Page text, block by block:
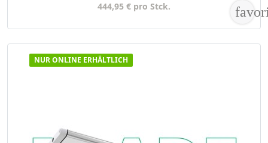
444,95 € pro Stck.
NUR ONLINE ERHÄLTLICH